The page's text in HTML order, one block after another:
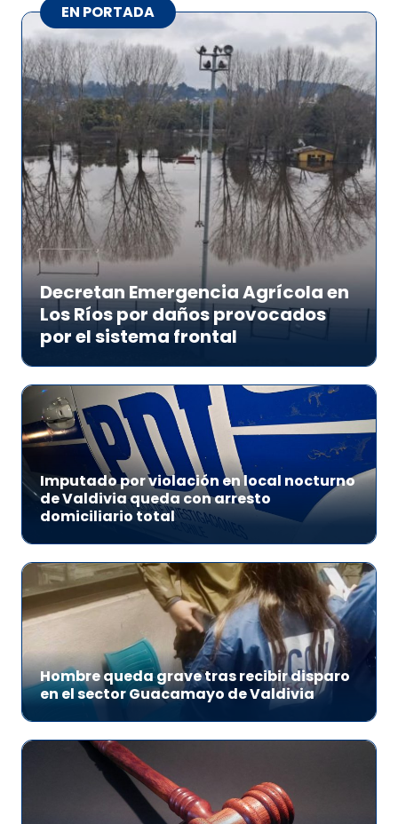
EN PORTADA
Decretan Emergencia Agrícola en
Los Ríos por daños provocados
por el sistema frontal
Imputado por violación en local nocturno
de Valdivia queda con arresto
domiciliario total
Hombre queda grave tras recibir disparo
en el sector Guacamayo de Valdivia